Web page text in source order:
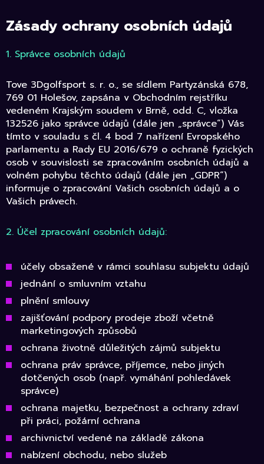
Zásady ochrany osobních údajů
1. Správce osobních údajů
Tove 3Dgolfsport s. r. o., se sídlem Partyzánská 678,
769 01 Holešov, zapsána v Obchodním rejstříku
vedeném Krajským soudem v Brně, odd. C, vložka
132526 jako správce údajů (dále jen „správce“) Vás
tímto v souladu s čl. 4 bod 7 nařízení Evropského
parlamentu a Rady EU 2016/679 o ochraně fyzických
osob v souvislosti se zpracováním osobních údajů a
volném pohybu těchto údajů (dále jen „GDPR“)
informuje o zpracování Vašich osobních údajů a o
Vašich právech.
2. Účel zpracování osobních údajů:
účely obsažené v rámci souhlasu subjektu údajů
jednání o smluvním vztahu
plnění smlouvy
zajišťování podpory prodeje zboží včetně
marketingových způsobů
ochrana životně důležitých zájmů subjektu
ochrana práv správce, příjemce, nebo jiných
dotčených osob (např. vymáhání pohledávek
správce)
ochrana majetku, bezpečnost a ochrany zdraví
při práci, požární ochrana
archivnictví vedené na základě zákona
nabízení obchodu, nebo služeb